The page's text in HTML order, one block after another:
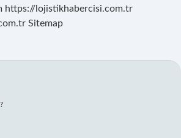
https://lojistikhabercisi.com.tr
Sitemap